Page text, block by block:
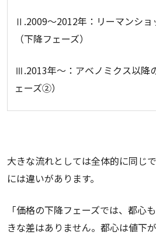
Ⅱ.2009～2012年：リーマンショ
（下降フェーズ）
Ⅲ.2013年～：アベノミクス以降
ェーズ②）
大きな流れとしては全体的に同じ
には違いがあります。
「価格の下降フェーズでは、都心
きな差はありません。都心は値下